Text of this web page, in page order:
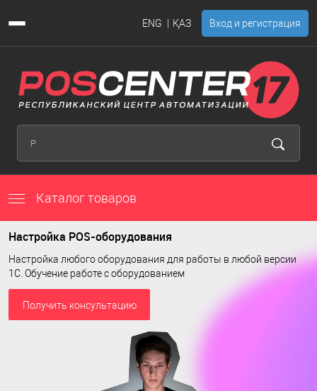
ENG ҚАЗ Вход и регистрация
Каталог товаров
Настройка POS-оборудования
Настройка любого оборудования для работы в любой версии
1С. Обучение работе с оборудованием
Получить консультацию